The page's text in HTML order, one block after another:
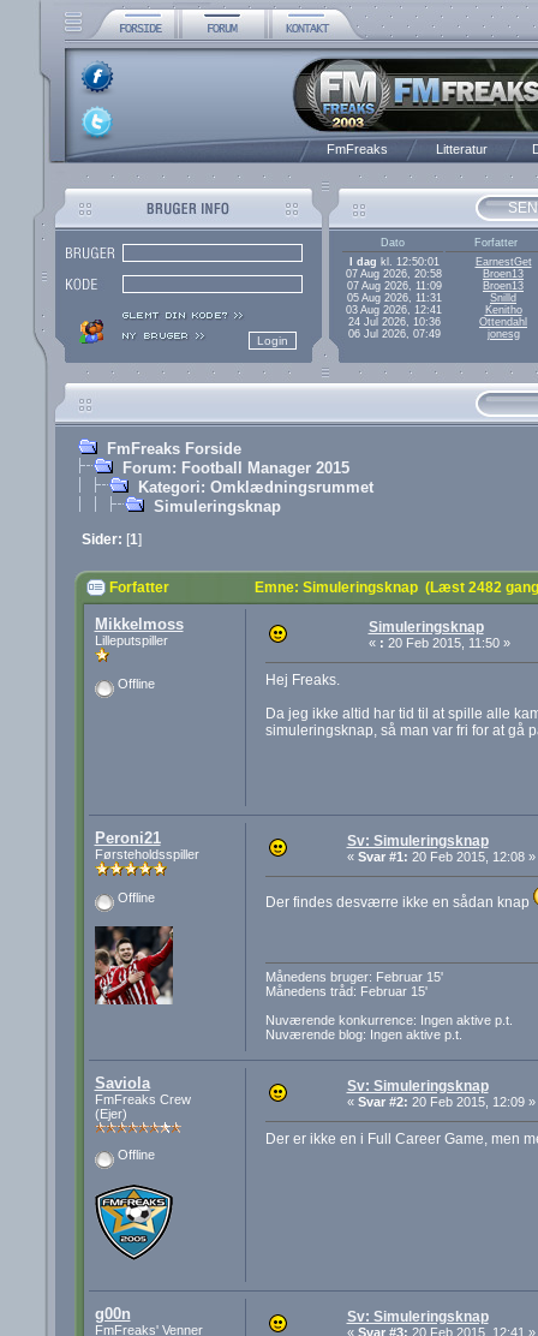
FmFreaks Litteratur
Dato
Forfatter
I dag kl. 12:50:01
EarnestGet
07 Aug 2026, 20:58
Broen13
07 Aug 2026, 11:09
Broen13
05 Aug 2026, 11:31
Snilld
03 Aug 2026, 12:41
Kenitho
24 Jul 2026, 10:36
Ottendahl
06 Jul 2026, 07:49
jonesg
FmFreaks Forside
Forum: Football Manager 2015
Kategori: Omklædningsrummet
Simuleringsknap
Sider: [1]
Forfatter Emne: Simuleringsknap (Læst 2482
Mikkelmoss
Lilleputspiller
Offline
Simuleringsknap
« : 20 Feb 2015, 11:50 »
Hej Freaks.
Da jeg ikke altid har tid til at spille alle
simuleringsknap, så man var fri for at gå
Peroni21
Førsteholdsspiller
Offline
Sv: Simuleringsknap
« Svar #1: 20 Feb 2015, 12:08 »
Der findes desværre ikke en sådan knap
Månedens bruger: Februar 15'
Månedens tråd: Februar 15'
Nuværende konkurrence: Ingen aktive p.t.
Nuværende blog: Ingen aktive p.t.
Saviola
FmFreaks Crew
(Ejer)
Offline
Sv: Simuleringsknap
« Svar #2: 20 Feb 2015, 12:09 »
Der er ikke en i Full Career Game, men
g00n
FmFreaks' Venner
Sv: Simuleringsknap
« Svar #3: 20 Feb 2015, 12:41 »